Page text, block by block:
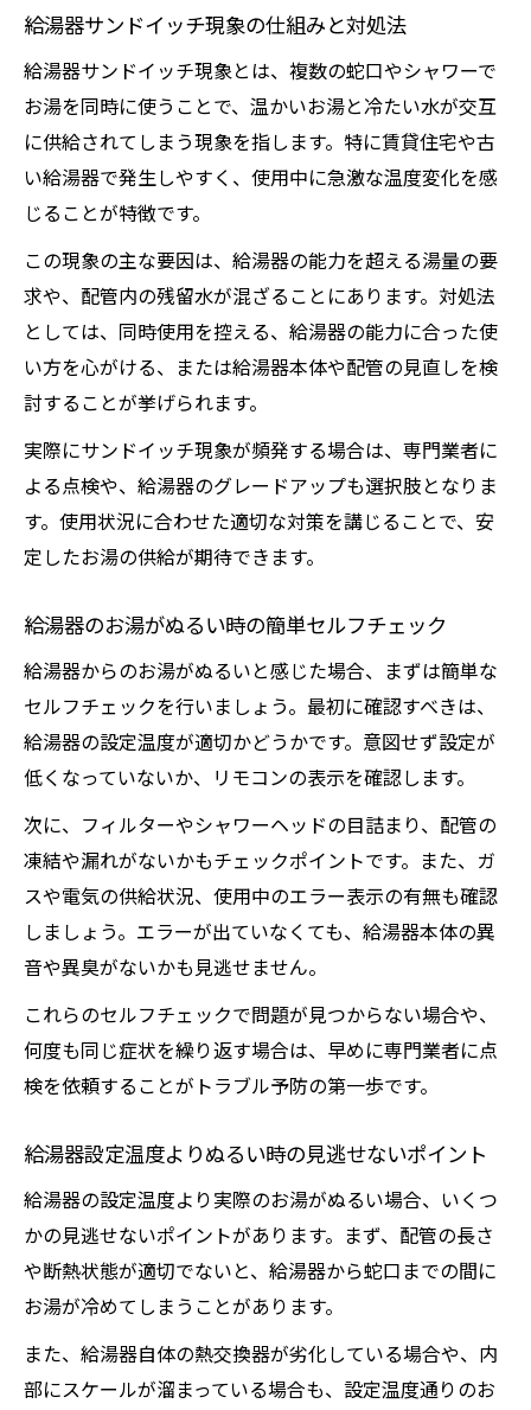
給湯器の安定性を保つ定期メンテナンスの
コツ
お湯が安定しない時のフィルター掃除の重
要性
給湯器の配管清掃で温度安定を守る方法
メンテナンス不足が給湯器温度不安定を招
く理由
給湯器の劣化サインと早期発見の見分け方
省エネと快適を両立する給湯器管理のコツ
給湯器の適切な管理で省エネと安定を実現
ト
給湯器の光熱費を抑えつつ快適さを確保す
る方法
めよう
の工夫
給湯器サンドイッチ現象の仕組みと対処法
給湯器サンドイッチ現象とは、複数の蛇口やシャワーで
お湯を同時に使うことで、温かいお湯と冷たい水が交互
に供給されてしまう現象を指します。特に賃貸住宅や古
い給湯器で発生しやすく、使用中に急激な温度変化を感
じることが特徴です。
この現象の主な要因は、給湯器の能力を超える湯量の要
求や、配管内の残留水が混ざることにあります。対処法
としては、同時使用を控える、給湯器の能力に合った使
い方を心がける、または給湯器本体や配管の見直しを検
討することが挙げられます。
実際にサンドイッチ現象が頻発する場合は、専門業者に
よる点検や、給湯器のグレードアップも選択肢となりま
す。使用状況に合わせた適切な対策を講じることで、安
定したお湯の供給が期待できます。
給湯器のお湯がぬるい時の簡単セルフチェック
給湯器からのお湯がぬるいと感じた場合、まずは簡単な
セルフチェックを行いましょう。最初に確認すべきは、
給湯器の設定温度が適切かどうかです。意図せず設定が
低くなっていないか、リモコンの表示を確認します。
次に、フィルターやシャワーヘッドの目詰まり、配管の
凍結や漏れがないかもチェックポイントです。また、ガ
スや電気の供給状況、使用中のエラー表示の有無も確認
しましょう。エラーが出ていなくても、給湯器本体の異
音や異臭がないかも見逃せません。
これらのセルフチェックで問題が見つからない場合や、
何度も同じ症状を繰り返す場合は、早めに専門業者に点
検を依頼することがトラブル予防の第一歩です。
給湯器設定温度よりぬるい時の見逃せないポイント
給湯器の設定温度より実際のお湯がぬるい場合、いくつ
かの見逃せないポイントがあります。まず、配管の長さ
や断熱状態が適切でないと、給湯器から蛇口までの間に
お湯が冷めてしまうことがあります。
また、給湯器自体の熱交換器が劣化している場合や、内
部にスケールが溜まっている場合も、設定温度通りのお